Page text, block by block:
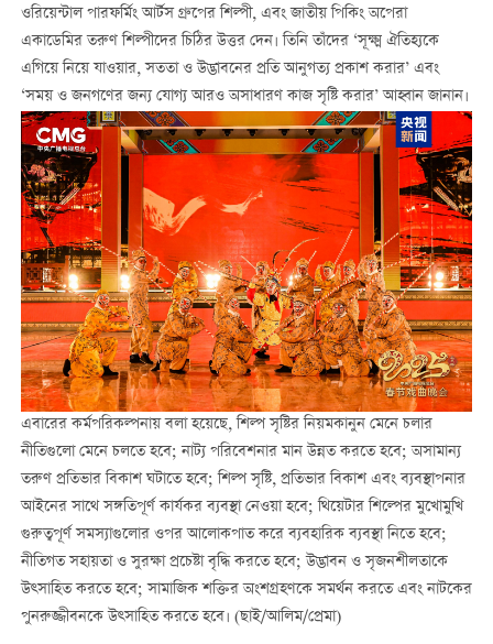
ওরিয়েন্টাল পারফর্মিং আর্টস গ্রুপের শিল্পী, এবং জাতীয় পিকিং অপেরা
একাডেমির তরুণ শিল্পীদের চিঠির উত্তর দেন। তিনি তাঁদের ‘সূক্ষ্ম ঐতিহ্যকে
এগিয়ে নিয়ে যাওয়ার, সততা ও উদ্ভাবনের প্রতি আনুগত্য প্রকাশ করার’ এবং
‘সময় ও জনগণের জন্য যোগ্য আরও অসাধারণ কাজ সৃষ্টি করার’ আহ্বান জানান।
এবারের কর্মপরিকল্পনায় বলা হয়েছে, শিল্প সৃষ্টির নিয়মকানুন মেনে চলার
নীতিগুলো মেনে চলতে হবে; নাট্য পরিবেশনার মান উন্নত করতে হবে; অসামান্য
তরুণ প্রতিভার বিকাশ ঘটাতে হবে; শিল্প সৃষ্টি, প্রতিভার বিকাশ এবং ব্যবস্থাপনার
আইনের সাথে সঙ্গতিপূর্ণ কার্যকর ব্যবস্থা নেওয়া হবে; থিয়েটার শিল্পের মুখোমুখি
গুরুত্বপূর্ণ সমস্যাগুলোর ওপর আলোকপাত করে ব্যবহারিক ব্যবস্থা নিতে হবে;
নীতিগত সহায়তা ও সুরক্ষা প্রচেষ্টা বৃদ্ধি করতে হবে; উদ্ভাবন ও সৃজনশীলতাকে
উত্সাহিত করতে হবে; সামাজিক শক্তির অংশগ্রহণকে সমর্থন করতে এবং নাটকের
পুনরুজ্জীবনকে উত্সাহিত করতে হবে। (ছাই/আলিম/প্রেমা)